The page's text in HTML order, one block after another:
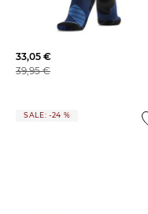
EXPERT OTC
33,05 €
39,95 €
SALE: -24 %